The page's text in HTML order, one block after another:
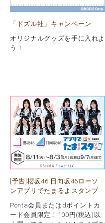
「ドズル社」キャンペーン
オリジナルグッズを手に入れよ
う！
[予告]櫻坂46 日向坂46ローソ
ンアプリでたまるよスタンプ
Ponta会員またはdポイントカ
ード会員限定！100円(税込)以